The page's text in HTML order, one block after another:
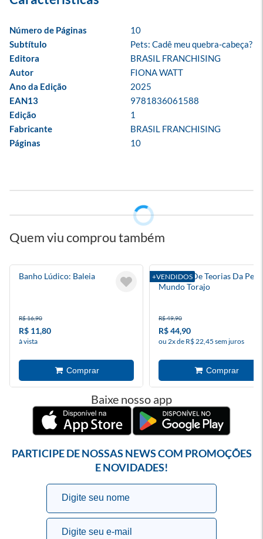
Número de Páginas
10
Subtítulo
Pets: Cadê meu quebra-cabeça?
Editora
BRASIL FRANCHISING
Autor
FIONA WATT
Ano da Edição
2025
EAN13
9781836061588
Edição
1
Fabricante
BRASIL FRANCHISING
Páginas
10
Quem viu comprou também
Banho Lúdico: Baleia
R$ 16,90
R$ 11,80
à vista
+VENDIDOS
Caderno De Teorias Da
Mundo Torajo
R$ 49,90
R$ 44,90
ou 2x de R$ 22,45 sem juros
Baixe nosso app
PARTICIPE DE NOSSAS NEWS COM PROMOÇÕES
E NOVIDADES!